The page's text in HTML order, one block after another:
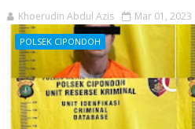
Khoerudin Abdul Azis Mar 01, 2023
POLSEK CIPONDOH